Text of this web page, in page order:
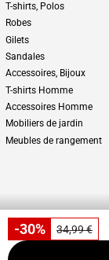
-30% 34,99 €
T-shirts, Polos
Robes
Gilets
Sandales
Accessoires, Bijoux
T-shirts Homme
Accessoires Homme
Mobiliers de jardin
Meubles de rangement